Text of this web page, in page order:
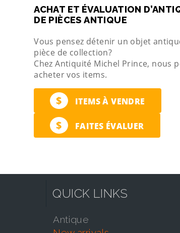
ACHAT ET ÉVALUATION
DE PIÈCES ANTIQUE
Vous pensez détenir un objet
pièce de collection?
Chez Antiquité Michel Prince, nous
acheter vos items.
$ ITEMS À VENDRE
$ FAITES ÉVALUER
QUICK LINKS
antique